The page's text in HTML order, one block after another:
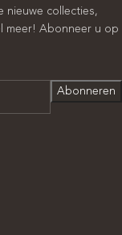
nieuwe collecties,
meer! Abonneer u op